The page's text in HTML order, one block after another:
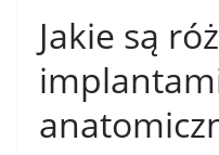
Jakie są